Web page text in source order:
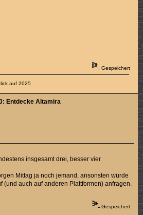
Gespeichert
auf 2025
Entdecke Altamira
insgesamt drei, besser vier
Mittag ja noch jemand, ansonsten würde
(und auch auf anderen Plattformen) anfragen.
Gespeichert